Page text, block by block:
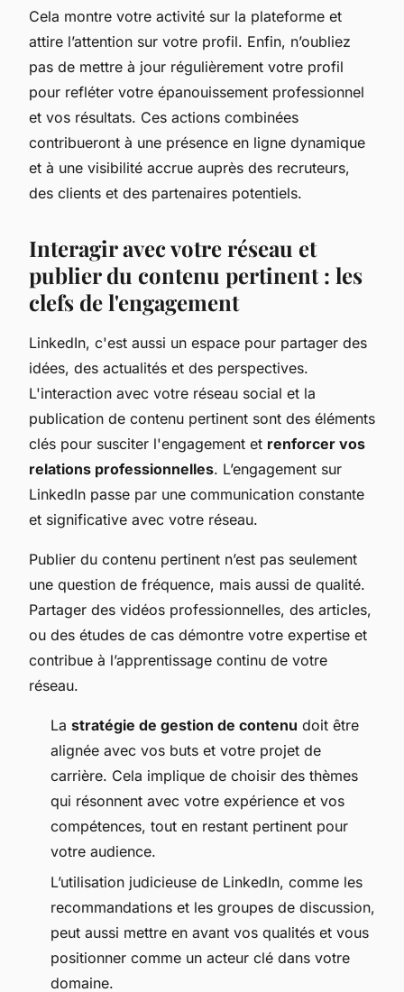
Cela montre votre activité sur la plateforme et
attire l’attention sur votre profil. Enfin, n’oubliez
pas de mettre à jour régulièrement votre profil
pour refléter votre épanouissement professionnel
et vos résultats. Ces actions combinées
contribueront à une présence en ligne dynamique
et à une visibilité accrue auprès des recruteurs,
des clients et des partenaires potentiels.
Interagir avec votre réseau et
publier du contenu pertinent : les
clefs de l'engagement
LinkedIn, c'est aussi un espace pour partager des
idées, des actualités et des perspectives.
L'interaction avec votre réseau social et la
publication de contenu pertinent sont des éléments
clés pour susciter l'engagement et renforcer vos
relations professionnelles. L’engagement sur
LinkedIn passe par une communication constante
et significative avec votre réseau.
Publier du contenu pertinent n’est pas seulement
une question de fréquence, mais aussi de qualité.
Partager des vidéos professionnelles, des articles,
ou des études de cas démontre votre expertise et
contribue à l’apprentissage continu de votre
réseau.
La stratégie de gestion de contenu doit être
alignée avec vos buts et votre projet de
carrière. Cela implique de choisir des thèmes
qui résonnent avec votre expérience et vos
compétences, tout en restant pertinent pour
votre audience.
L’utilisation judicieuse de LinkedIn, comme les
recommandations et les groupes de discussion,
peut aussi mettre en avant vos qualités et vous
positionner comme un acteur clé dans votre
domaine.